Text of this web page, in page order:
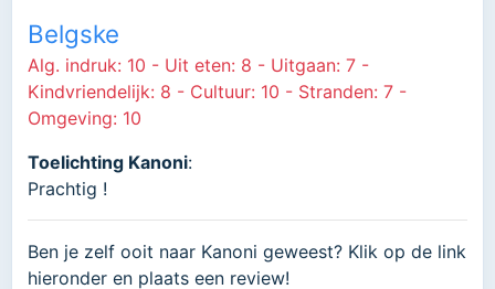
Belgske
Alg. indruk: 10 - Uit eten: 8 - Uitgaan: 7 -
Kindvriendelijk: 8 - Cultuur: 10 - Stranden: 7 -
Omgeving: 10
Toelichting Kanoni:
Prachtig !
Ben je zelf ooit naar Kanoni geweest? Klik op de link
hieronder en plaats een review!